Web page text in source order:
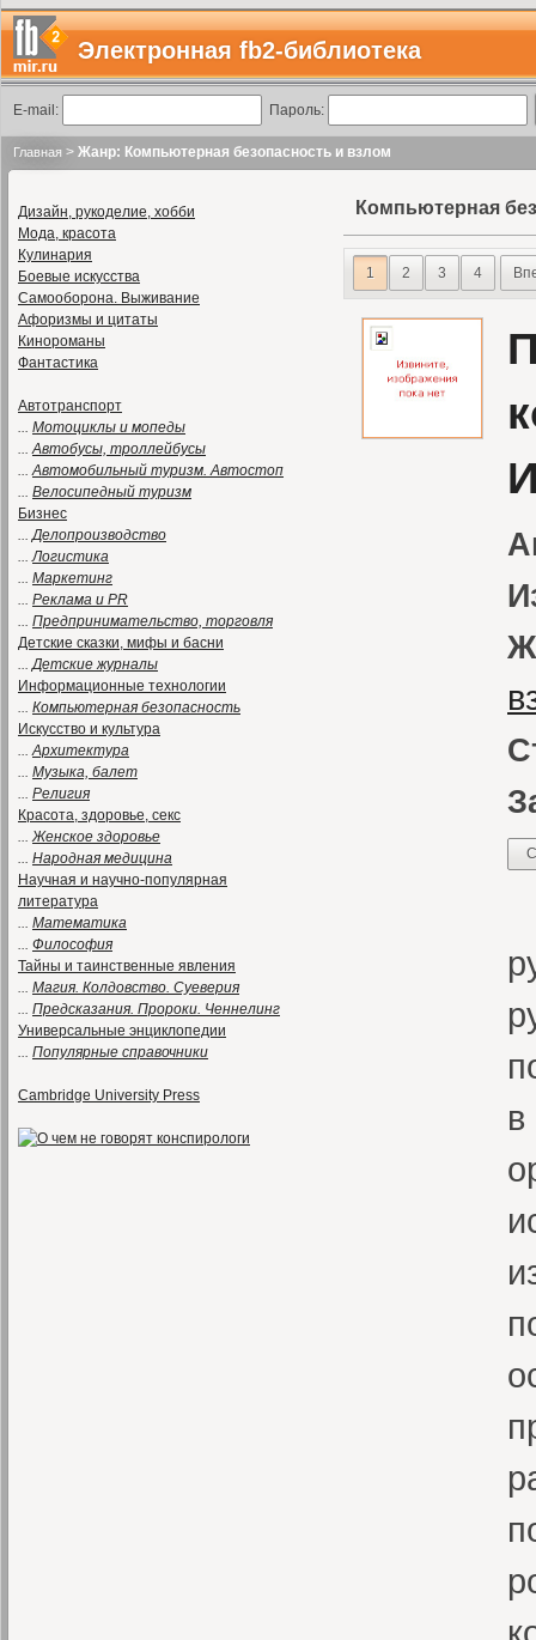
Электронная fb2-библиотека
E-mail: Пароль:
Главная > Жанр: Компьютерная безопасность и взлом
Дизайн, рукоделие, хобби
Мода, красота
Кулинария
Боевые искусства
Самооборона. Выживание
Афоризмы и цитаты
Кинороманы
Фантастика
Автотранспорт
... Мотоциклы и мопеды
...Автобусы, троллейбусы
...Автомобильный туризм. Автостоп
... Велосипедный туризм
Бизнес
...Делопроизводство
...Логистика
... Маркетинг
... Реклама и PR
... Предпринимательство, торговля
Детские сказки, мифы и басни
...Детские журналы
Информационные технологии
... Компьютерная безопасность
Искусство и культура
...Архитектура
... Музыка, балет
... Религия
Красота, здоровье, секс
...Женское здоровье
... Народная медицина
Научная и научно-популярная
литература
... Математика
... Философия
Тайны и таинственные явления
... Магия. Колдовство. Суеверия
... Предсказания. Пророки. Ченнелинг
Универсальные энциклопедии
... Популярные справочники
Cambridge University Press
Компьютерная
1 2 3 4
в